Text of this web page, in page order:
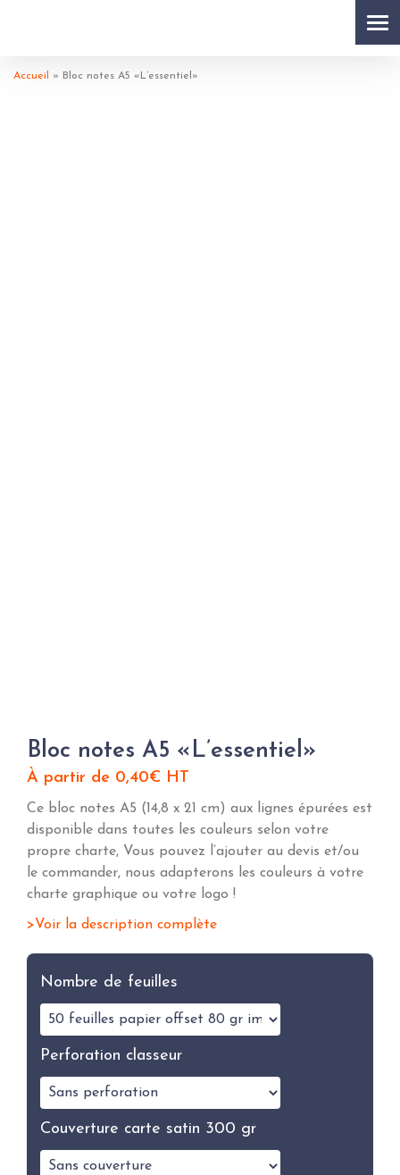
Accueil » Bloc notes A5 «L’essentiel»
Bloc notes A5 «L’essentiel»
À partir de 0,40€ HT
Ce bloc notes A5 (14,8 x 21 cm) aux lignes épurées est
disponible dans toutes les couleurs selon votre
propre charte, Vous pouvez l’ajouter au devis et/ou
le commander, nous adapterons les couleurs à votre
charte graphique ou votre logo !
Voir la description complète
Nombre de feuilles
Perforation classeur
Couverture carte satin 300 gr